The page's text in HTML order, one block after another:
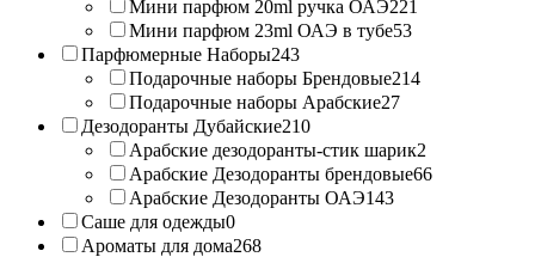
Мини парфюм 20ml ручка ОАЭ221
Мини парфюм 23ml ОАЭ в тубе53
Парфюмерные Наборы243
Подарочные наборы Брендовые214
Подарочные наборы Арабские27
Дезодоранты Дубайские210
Арабские дезодоранты-стик шарик2
Арабские Дезодоранты брендовые66
Арабские Дезодоранты ОАЭ143
Саше для одежды0
Ароматы для дома268